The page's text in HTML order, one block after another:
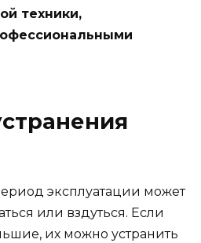
техники,
эксплуатации может
или вздуться. Если
их можно устранить